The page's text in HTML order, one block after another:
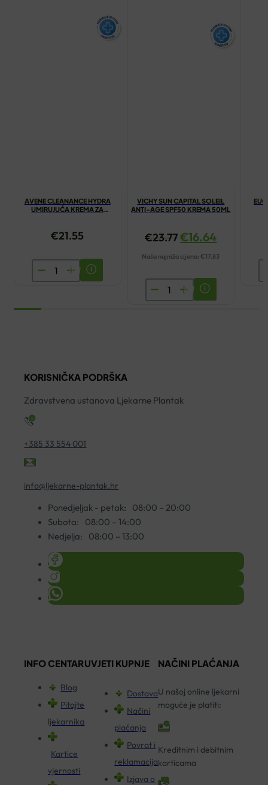
AVENE CLEANANCE HYDRA
UMIRUJUĆA KREMA ZA
€21.55
AVENE
CLEANANCE
200ML
VICHY SUN CAPITAL SOLEIL
ANTI-AGE SPF50 KREMA 50ML
€23.77€16.64
Naša najniža cijena:€17.83
VICHY
SUN
KREMA
KORISNIČKA PODRŠKA
Zdravstvena ustanova Ljekarne Plantak
+385 33 554 001
info@ljekarne-plantak.hr
Ponedjeljak - petak:
08:00 – 20:00
Subota:
08:00 – 14:00
Nedjelja:
08:00 – 13:00
INFO CENTAR
Blog
Pitajte
ljekarnika
Kartice
vjernosti
UVJETI KUPNJE
Dostava
Načini
plaćanja
Povrat i
reklamacija
Izjava o
NAČINI PLAĆANJA
U našoj online ljekarni
moguće je platiti:
Kreditnim i debitnim
karticama